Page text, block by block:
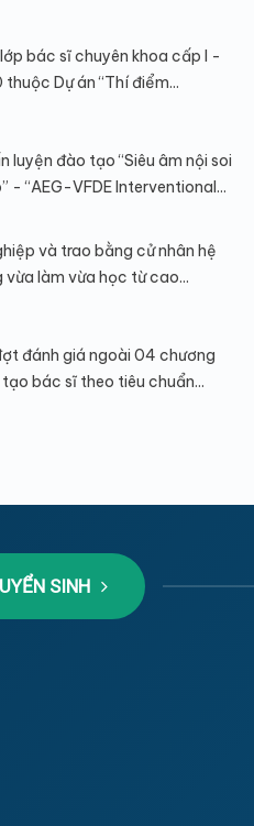
bác sĩ chuyên khoa cấp I -
thuộc Dự án “Thí điểm...
luyện đào tạo “Siêu âm nội soi
- “AEG-VFDE Interventional...
và trao bằng cử nhân hệ
vừa làm vừa học từ cao...
đánh giá ngoài 04 chương
bác sĩ theo tiêu chuẩn...
SINH